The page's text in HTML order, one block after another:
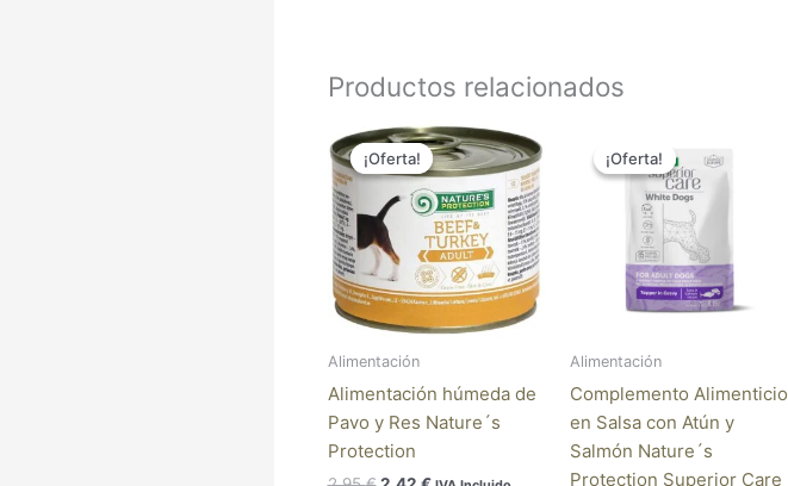
Productos relacionados
¡Oferta!
¡Oferta!
Alimentación
Alimentación húmeda de
Pavo y Res Nature´s
Protection
El
precio
original
2,95 €.
El
precio
actual
es:
2,42 €.
¡Oferta!
¡Oferta!
Alimentación
Complemento Alimenticio
en Salsa con Atún y
Salmón Nature´s
Protection Superior Care
precio
original
era:
1,95 €.
actual
es:
1,60 €.